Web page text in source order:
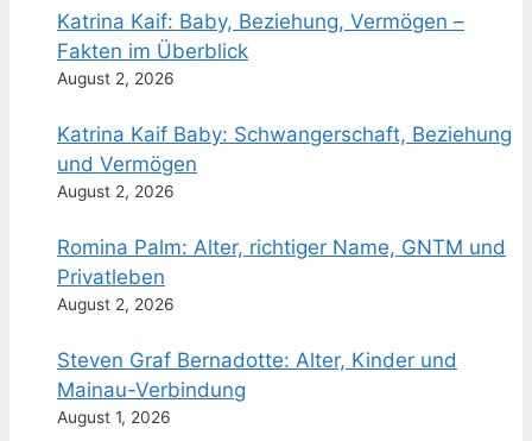
Katrina Kaif: Baby, Beziehung, Vermögen –
Fakten im Überblick
August 2, 2026
Katrina Kaif Baby: Schwangerschaft, Beziehung
und Vermögen
August 2, 2026
Romina Palm: Alter, richtiger Name, GNTM und
Privatleben
August 2, 2026
Steven Graf Bernadotte: Alter, Kinder und
Mainau-Verbindung
August 1, 2026